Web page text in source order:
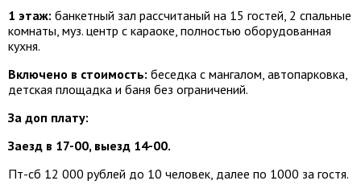
1 этаж: банкетный зал рассчитаный на 15 гостей, 2 спальные
комнаты, муз. центр с караоке, полностью оборудованная
кухня.
Включено в стоимость: беседка с мангалом, автопарковка,
детская площадка и баня без ограничений.
За доп плату:
Заезд в 17-00, выезд 14-00.
Пт-сб 12 000 рублей до 10 человек, далее по 1000 за гостя.